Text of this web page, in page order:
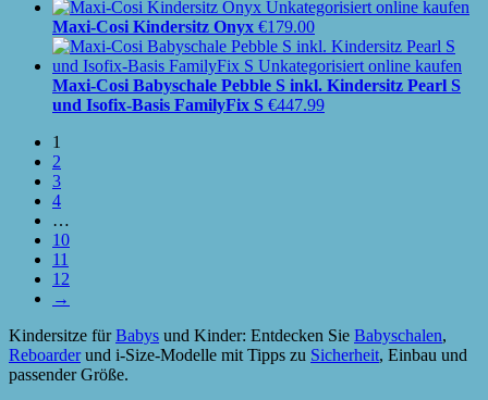
Maxi-Cosi Kindersitz Onyx €179.00
Maxi-Cosi Babyschale Pebble S inkl. Kindersitz Pearl S
und Isofix-Basis FamilyFix S €447.99
1
2
3
4
…
10
11
12
→
Kindersitze fürBabys und Kinder: Entdecken Sie Babyschalen,
Reboarderund i-Size-Modelle mit Tipps zu Sicherheit, Einbau und
passender Größe.